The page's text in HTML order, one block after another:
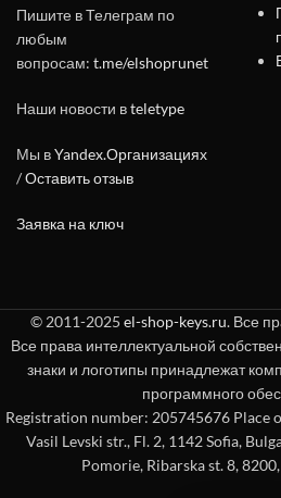
Пишите в Телеграм по
любым
вопросам: t.me/elshoprunet
Наши новости вteletype
Мы вYandex.Организациях
/Оставить отзыв
Заявка на ключ
© 2011-2025 el-shop-keys.ru. Все
Все права интеллектуальной
знаки и логотипы принадлежат
программного
Registration number: 205745676 Place
Vasil Levski str., Fl. 2, 1142 Sofia,
Pomorie, Ribarska st. 8,